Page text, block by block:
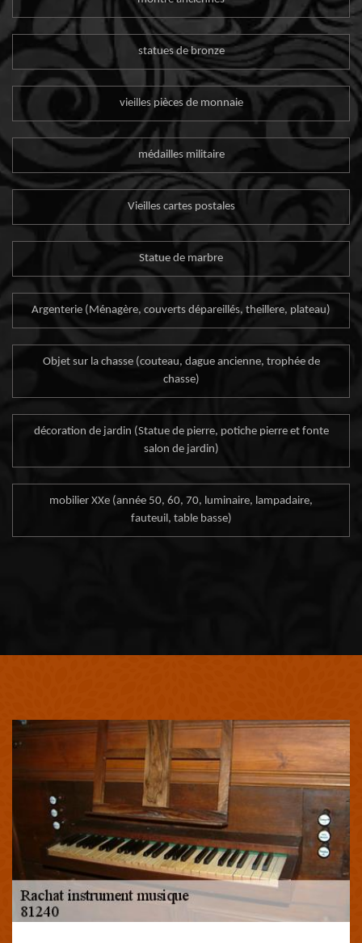
statues de bronze
vieilles pièces de monnaie
médailles militaire
Vieilles cartes postales
Statue de marbre
Argenterie (Ménagère, couverts dépareillés, theillere, plateau)
Objet sur la chasse (couteau, dague ancienne, trophée de
chasse)
décoration de jardin (Statue de pierre, potiche pierre et fonte
salon de jardin)
mobilier XXe (année 50, 60, 70, luminaire, lampadaire,
fauteuil, table basse)